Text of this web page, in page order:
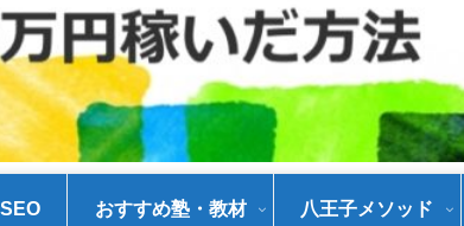
SEO おすすめ塾・教材 八王子メソッド